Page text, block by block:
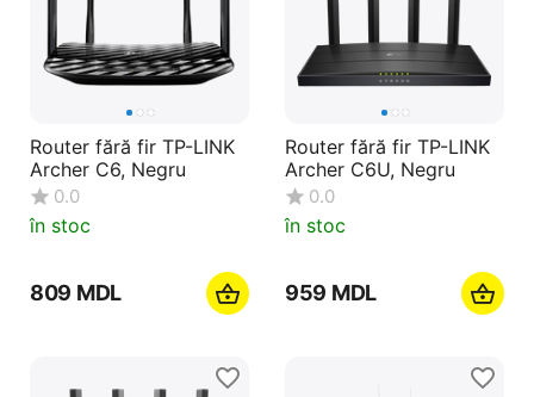
Router fără fir TP-LINK
Archer C6, Negru
0.0
în stoc
‍809‍ MDL
Router fără fir TP-LINK
Archer C6U, Negru
0.0
în stoc
‍959‍ MDL